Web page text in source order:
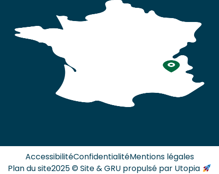
AccessibilitéConfidentialitéMentions légales
Plan du site2025 © Site & GRU propulsé par Utopia